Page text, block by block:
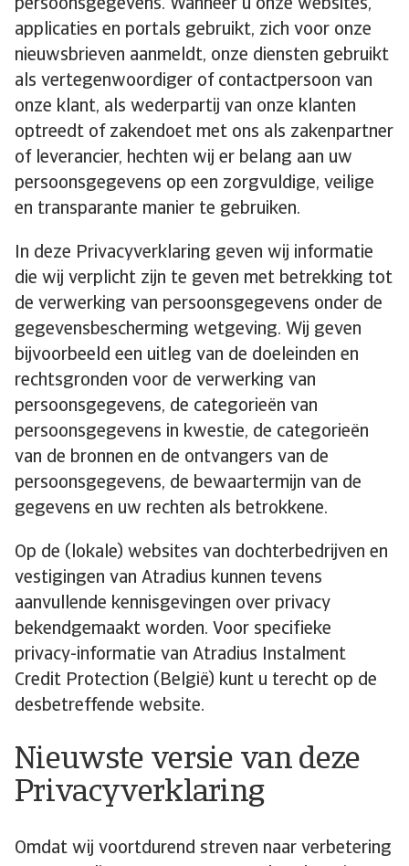
persoonsgegevens. Wanneer u onze websites,
applicaties en portals gebruikt, zich voor onze
nieuwsbrieven aanmeldt, onze diensten gebruikt
als vertegenwoordiger of contactpersoon van
onze klant, als wederpartij van onze klanten
optreedt of zakendoet met ons als zakenpartner
of leverancier, hechten wij er belang aan uw
persoonsgegevens op een zorgvuldige, veilige
en transparante manier te gebruiken.
In deze Privacyverklaring geven wij informatie
die wij verplicht zijn te geven met betrekking tot
de verwerking van persoonsgegevens onder de
gegevensbescherming wetgeving. Wij geven
bijvoorbeeld een uitleg van de doeleinden en
rechtsgronden voor de verwerking van
persoonsgegevens, de categorieën van
persoonsgegevens in kwestie, de categorieën
van de bronnen en de ontvangers van de
persoonsgegevens, de bewaartermijn van de
gegevens en uw rechten als betrokkene.
Op de (lokale) websites van dochterbedrijven en
vestigingen van Atradius kunnen tevens
aanvullende kennisgevingen over privacy
bekendgemaakt worden. Voor specifieke
privacy-informatie van Atradius Instalment
Credit Protection (België) kunt u terecht op de
desbetreffende website.
Nieuwste versie van deze
Privacyverklaring
Omdat wij voortdurend streven naar verbetering